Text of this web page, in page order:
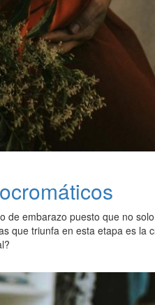
de embarazo puesto que no
que triunfa en esta etapa es la